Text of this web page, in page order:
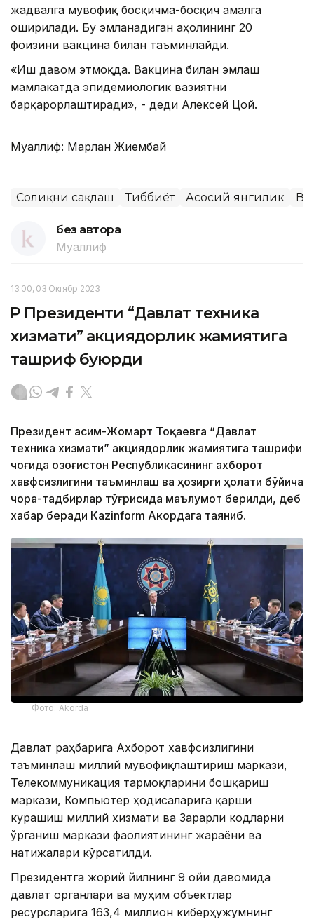
жадвалга мувофиқ босқичма-босқич амалга
оширилади. Бу эмланадиган аҳолининг 20
фоизини вакцина билан таъминлайди.
«Иш давом этмоқда. Вакцина билан эмлаш
мамлакатда эпидемиологик вазиятни
барқарорлаштиради», - деди Алексей Цой.
Муаллиф: Марлан Жиембай
Соғлиқни сақлаш Тиббиёт Асосий янгилик
без автора
Муаллиф
13:00, 03 Октябр 2023
ҚР Президенти “Давлат техника
хизмати” акциядорлик жамиятига
ташриф буюрди
Президент Қасим-Жомарт Тоқаевга “Давлат
техника хизмати” акциядорлик жамиятига ташрифи
чоғида Қозоғистон Республикасининг ахборот
хавфсизлигини таъминлаш ва ҳозирги ҳолати бўйича
чора-тадбирлар тўғрисида маълумот берилди, деб
хабар беради Каzinform Акордага таяниб.
Фото: Akorda
Давлат раҳбарига Ахборот хавфсизлигини
таъминлаш миллий мувофиқлаштириш маркази,
Телекоммуникация тармоқларини бошқариш
маркази, Компьютер ҳодисаларига қарши
курашиш миллий хизмати ва Зарарли кодларни
ўрганиш маркази фаолиятининг жараёни ва
натижалари кўрсатилди.
Президентга жорий йилнинг 9 ойи давомида
давлат органлари ва муҳим объектлар
ресурсларига 163,4 миллион киберҳужумнинг